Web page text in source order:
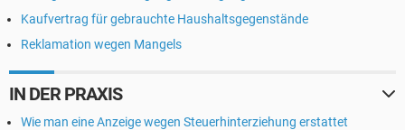
Kaufvertrag für gebrauchte Haushaltsgegenstände
Reklamation wegen Mangels
IN DER PRAXIS
Wie man eine Anzeige wegen Steuerhinterziehung erstattet